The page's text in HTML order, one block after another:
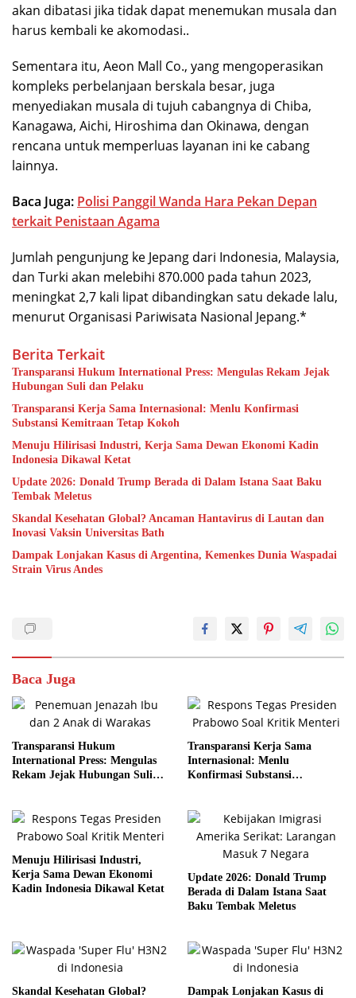
akan dibatasi jika tidak dapat menemukan musala dan
harus kembali ke akomodasi..
Sementara itu, Aeon Mall Co., yang mengoperasikan
kompleks perbelanjaan berskala besar, juga
menyediakan musala di tujuh cabangnya di Chiba,
Kanagawa, Aichi, Hiroshima dan Okinawa, dengan
rencana untuk memperluas layanan ini ke cabang
lainnya.
Baca Juga: Polisi Panggil Wanda Hara Pekan Depan
terkait Penistaan Agama
Jumlah pengunjung ke Jepang dari Indonesia, Malaysia,
dan Turki akan melebihi 870.000 pada tahun 2023,
meningkat 2,7 kali lipat dibandingkan satu dekade lalu,
menurut Organisasi Pariwisata Nasional Jepang.*
Berita Terkait
Transparansi Hukum International Press: Mengulas Rekam Jejak
Hubungan Suli dan Pelaku
Transparansi Kerja Sama Internasional: Menlu Konfirmasi
Substansi Kemitraan Tetap Kokoh
Menuju Hilirisasi Industri, Kerja Sama Dewan Ekonomi Kadin
Indonesia Dikawal Ketat
Update 2026: Donald Trump Berada di Dalam Istana Saat Baku
Tembak Meletus
Skandal Kesehatan Global? Ancaman Hantavirus di Lautan dan
Inovasi Vaksin Universitas Bath
Dampak Lonjakan Kasus di Argentina, Kemenkes Dunia Waspadai
Strain Virus Andes
Baca Juga
Transparansi Hukum
International Press: Mengulas
Rekam Jejak Hubungan Suli
Transparansi Kerja Sama
Internasional: Menlu
Konfirmasi Substansi
Menuju Hilirisasi Industri,
Kerja Sama Dewan Ekonomi
Kadin Indonesia Dikawal Ketat
Update 2026: Donald Trump
Berada di Dalam Istana Saat
Baku Tembak Meletus
Skandal Kesehatan Global? Dampak Lonjakan Kasus di